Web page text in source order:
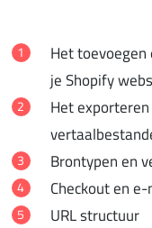
Het
je Shopify
Het
Brontypen en
Checkout en
URL structuur